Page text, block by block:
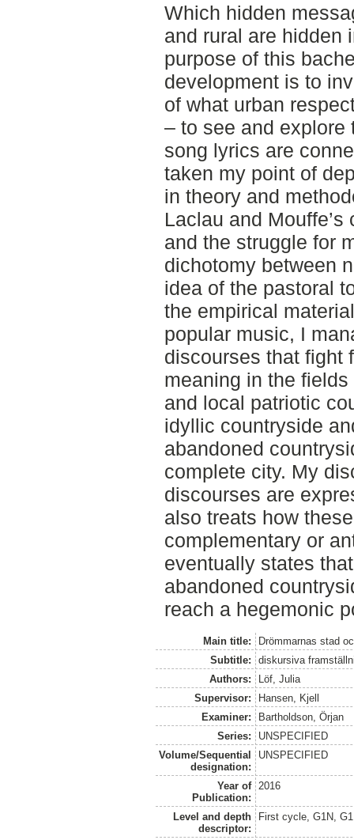
Which hidden
and rural are hidden
purpose of this
development is to
of what urban
– to see and explore
song lyrics are
taken my point of
in theory and
Laclau and
and the struggle for
dichotomy between
idea of the pastoral
the empirical
popular music, I
discourses that fight
meaning in the
and local patriotic
idyllic countryside
abandoned
complete city. My
discourses are
also treats how
complementary or
eventually states
abandoned
reach a hegemonic
Main title:
Drömmarnas stad
Subtitle:
diskursiva
Authors:
Löf, Julia
Supervisor:
Hansen, Kjell
Examiner:
Bartholdson, Örjan
Series:
UNSPECIFIED
Volume/Sequential
designation:
UNSPECIFIED
Year of
Publication:
2016
Level and depth
descriptor:
First cycle, G1N,